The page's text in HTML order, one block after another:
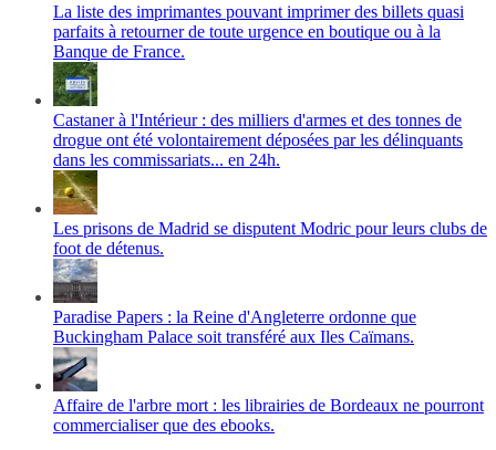
La liste des imprimantes pouvant imprimer des billets quasi
parfaits à retourner de toute urgence en boutique ou à la
Banque de France.
Castaner à l'Intérieur : des milliers d'armes et des tonnes de
drogue ont été volontairement déposées par les délinquants
dans les commissariats... en 24h.
Les prisons de Madrid se disputent Modric pour leurs clubs de
foot de détenus.
Paradise Papers : la Reine d'Angleterre ordonne que
Buckingham Palace soit transféré aux Iles Caïmans.
Affaire de l'arbre mort : les librairies de Bordeaux ne pourront
commercialiser que des ebooks.